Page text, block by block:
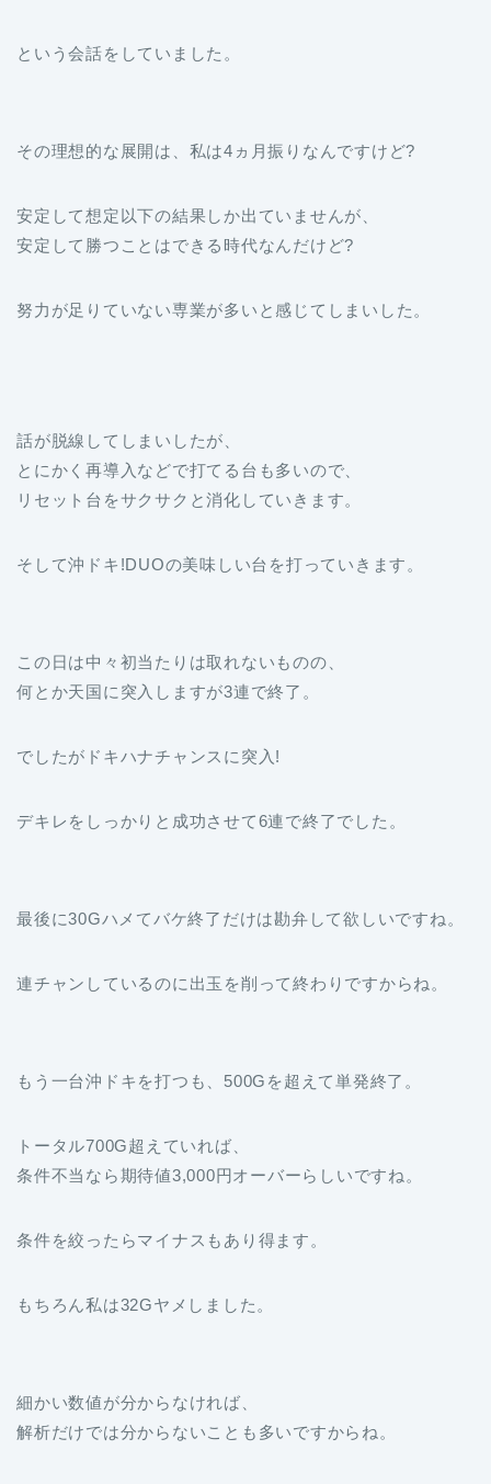
という会話をしていました。
その理想的な展開は、私は4ヵ月振りなんですけど?
安定して想定以下の結果しか出ていませんが、
安定して勝つことはできる時代なんだけど?
努力が足りていない専業が多いと感じてしまいした。
話が脱線してしまいしたが、
とにかく再導入などで打てる台も多いので、
リセット台をサクサクと消化していきます。
そして沖ドキ!DUOの美味しい台を打っていきます。
この日は中々初当たりは取れないものの、
何とか天国に突入しますが3連で終了。
でしたがドキハナチャンスに突入!
デキレをしっかりと成功させて6連で終了でした。
最後に30Gハメてバケ終了だけは勘弁して欲しいですね。
連チャンしているのに出玉を削って終わりですからね。
もう一台沖ドキを打つも、500Gを超えて単発終了。
トータル700G超えていれば、
条件不当なら期待値3,000円オーバーらしいですね。
条件を絞ったらマイナスもあり得ます。
もちろん私は32Gヤメしました。
細かい数値が分からなければ、
解析だけでは分からないことも多いですからね。